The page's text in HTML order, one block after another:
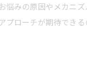
悩みの原因やメカニ
プローチが期待でき